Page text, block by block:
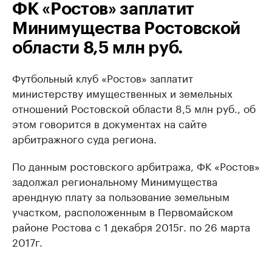
ФК «Ростов» заплатит
Минимущества Ростовской
области 8,5 млн руб.
Футбольный клуб «Ростов» заплатит
министерству имущественных и земельных
отношений Ростовской области 8,5 млн руб., об
этом говорится в документах на сайте
арбитражного суда региона.
По данным ростовского арбитража, ФК «Ростов»
задолжал региональному Минимущества
арендную плату за пользование земельным
участком, расположенным в Первомайском
районе Ростова с 1 декабря 2015г. по 26 марта
2017г.